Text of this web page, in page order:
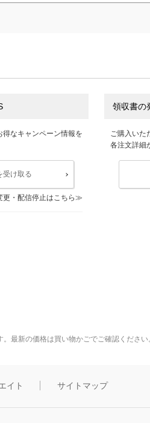
得なキャンペーン情報を
受け取る
更・配信停止はこちら
領収書の
ご購入いた
各注文詳細
最新の価格は買い物かごでご確認ください
イト サイトマップ